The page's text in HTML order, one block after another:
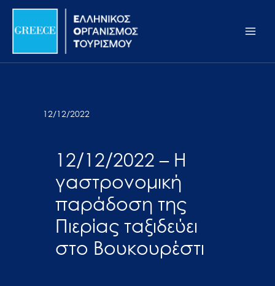
Σημείωση:
ιστότοπος
προσβασιμότητας.
Μετάβαση
περιεχόμενο
12/12/2022
12/12/2022 – Η
γαστρονομική
παράδοση της
Πιερίας ταξιδεύει
στο Βουκουρέστι